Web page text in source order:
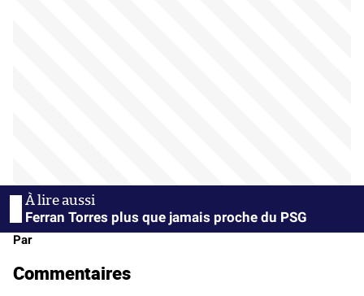
Ferran Torres plus que jamais proche du PSG
Par
Commentaires